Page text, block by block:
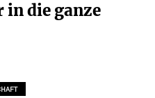
die ganze